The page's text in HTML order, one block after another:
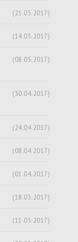
(21.05.2017)
(14.05.2017)
(08.05.2017)
(30.04.2017)
(24.04.2017)
(08.04.2017)
(01.04.2017)
(18.03.2017)
(11.03.2017)